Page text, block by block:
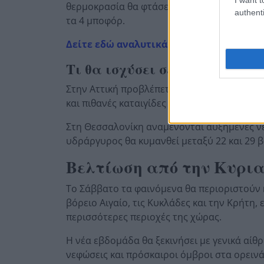
θερμοκρασία θα φτάσει έως τους 29
τα 4 μποφόρ.
Δείτε εδώ αναλυτικά την πρόγνωση του
Τι θα ισχύσει σε Αττική και
Στην Αττική προβλέπεται ηλιοφάνεια με
και πιθανές καταιγίδες κυρίως στα
Στη Θεσσαλονίκη αναμένονται αυξημένες
υδράργυρος θα κυμανθεί μεταξύ 22 και 29
Βελτίωση από την
Το Σάββατο τα φαινόμενα θα περιοριστούν
βόρειο Αιγαίο, τις Κυκλάδες και την
περισσότερες περιοχές της χώρας.
Η νέα εβδομάδα θα ξεκινήσει με γενικά
νεφώσεις και πρόσκαιροι όμβροι στα